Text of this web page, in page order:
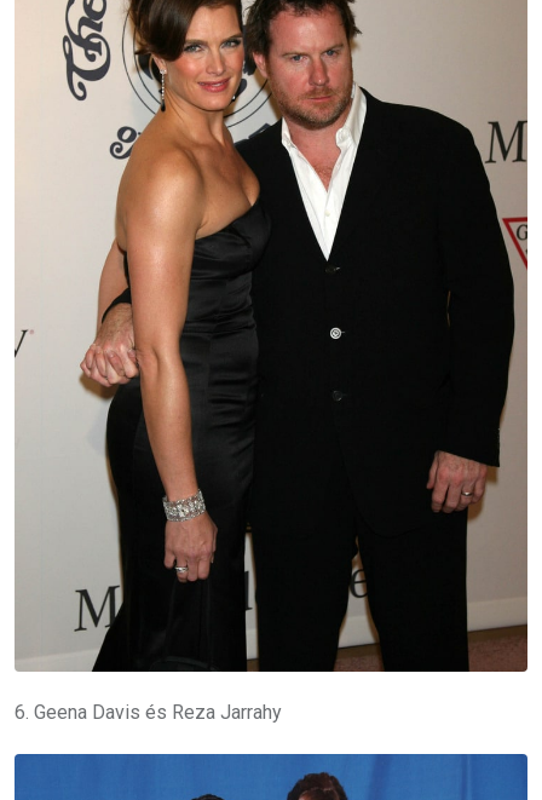
6. Geena Davis és Reza Jarrahy